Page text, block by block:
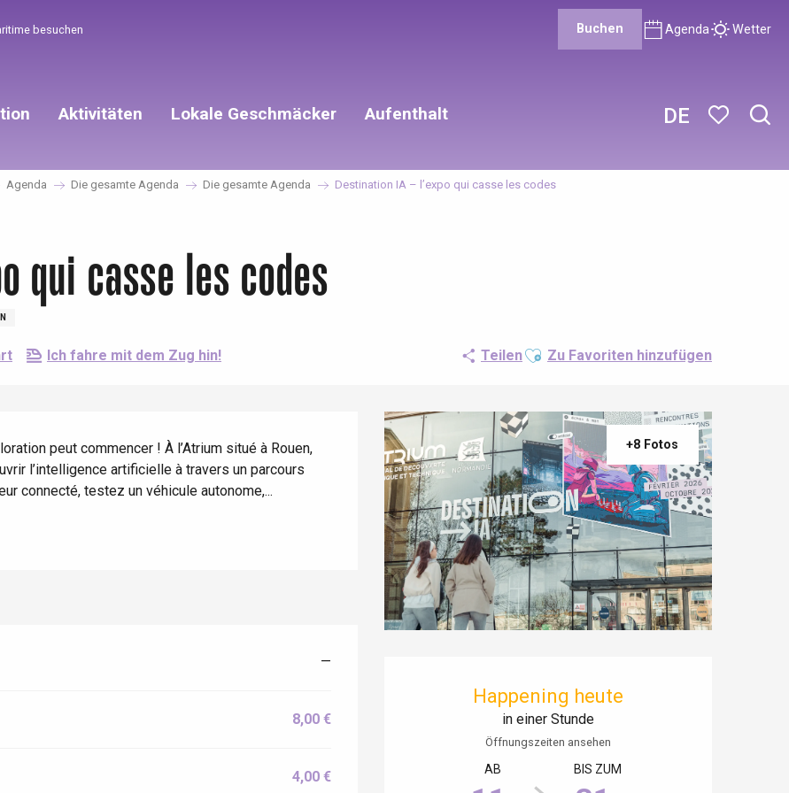
DE
besuchen Buchen Agenda Wetter
Aktivitäten Lokale Geschmäcker Aufenthalt
Agenda Die gesamte Agenda Die gesamte Agenda Destination IA – l’expo qui casse les codes
qui casse les codes
Ich fahre mit dem Zug hin! TeilenAjouter aux favoris
Zu Favoriten hinzufügen
+8 Fotos
Happening heute
in einer Stunde
Öffnungszeiten ansehen
AB BIS ZUM
peut commencer ! À l’Atrium situé à Rouen,
l’intelligence artificielle à travers un parcours
connecté, testez un véhicule autonome,...
—
8,00 €
4,00 €